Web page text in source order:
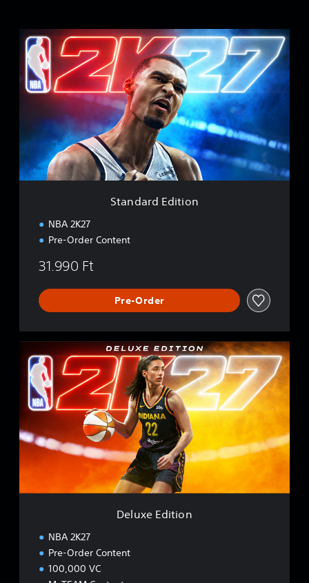
S
n
d
E
i
t
Standard Edition
NBA 2K27
Pre-Order Content
31.990 Ft
Pre-Order
E
d
i
t
o
Deluxe Edition
NBA 2K27
Pre-Order Content
100,000 VC